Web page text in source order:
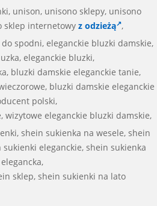
unison, unisono sklepy, unisono
sklep internetowy z odzieżą ,
spodni, eleganckie bluzki damskie,
eleganckie bluzki,
bluzki damskie eleganckie tanie,
bluzki damskie eleganckie
polski,
wizytowe eleganckie bluzki damskie,
shein sukienka na wesele, shein
eleganckie, shein sukienka
elegancka,
sklep, shein sukienki na lato